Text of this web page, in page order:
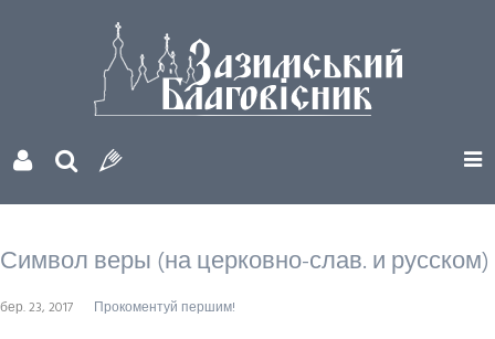
Символ веры (на церковно-слав. и русском)
бер. 23, 2017 Прокоментуй першим!